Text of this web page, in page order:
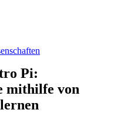
Pi:
mithilfe von